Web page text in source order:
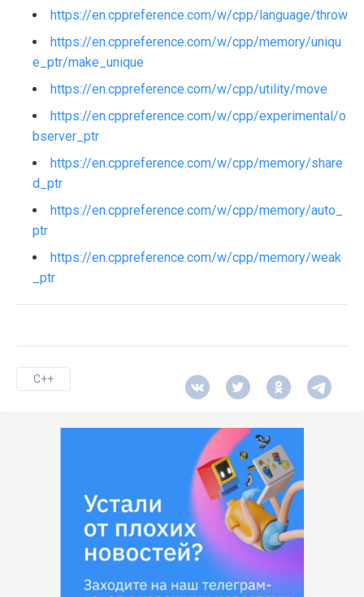
https://en.cppreference.com/w/cpp/language/throw
https://en.cppreference.com/w/cpp/memory/uniqu
e_ptr/make_unique
https://en.cppreference.com/w/cpp/utility/move
https://en.cppreference.com/w/cpp/experimental/o
bserver_ptr
https://en.cppreference.com/w/cpp/memory/share
d_ptr
https://en.cppreference.com/w/cpp/memory/auto_
ptr
https://en.cppreference.com/w/cpp/memory/weak
_ptr
C++